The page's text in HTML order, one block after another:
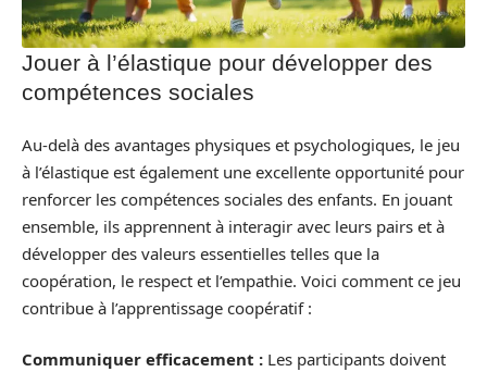
Jouer à l’élastique pour développer des
compétences sociales
Au-delà des avantages physiques et psychologiques, le jeu
à l’élastique est également une excellente opportunité pour
renforcer les compétences sociales des enfants. En jouant
ensemble, ils apprennent à interagir avec leurs pairs et à
développer des valeurs essentielles telles que la
coopération, le respect et l’empathie. Voici comment ce jeu
contribue à l’apprentissage coopératif :
Communiquer efficacement : Les participants doivent